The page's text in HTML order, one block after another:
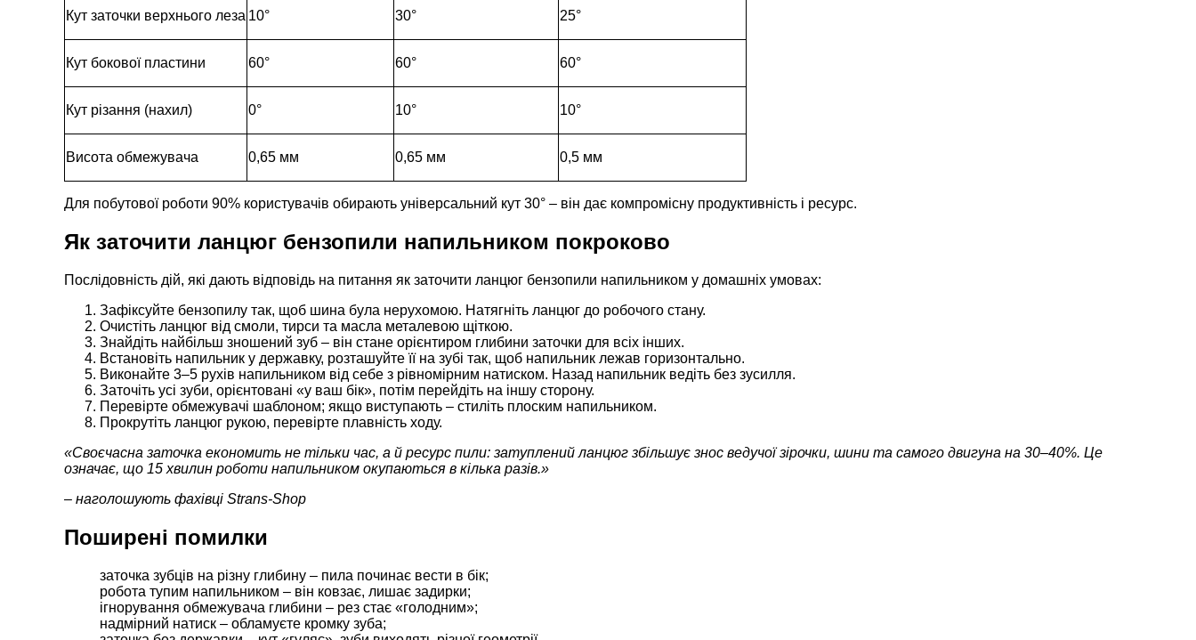
Кут заточки верхнього леза 10° 30° 25°
Кут бокової пластини 60° 60° 60°
Кут різання (нахил) 0° 10° 10°
Висота обмежувача 0,65 мм 0,65 мм 0,5 мм
Для побутової роботи 90% користувачів обирають універсальний кут 30° – він дає компромісну продуктивність і ресурс.
Як заточити ланцюг бензопили напильником покроково
Послідовність дій, які дають відповідь на питання як заточити ланцюг бензопили напильником у домашніх умовах:
Зафіксуйте бензопилу так, щоб шина була нерухомою. Натягніть ланцюг до робочого стану.
Очистіть ланцюг від смоли, тирси та масла металевою щіткою.
Знайдіть найбільш зношений зуб – він стане орієнтиром глибини заточки для всіх інших.
Встановіть напильник у державку, розташуйте її на зубі так, щоб напильник лежав горизонтально.
Виконайте 3–5 рухів напильником від себе з рівномірним натиском. Назад напильник ведіть без зусилля.
Заточіть усі зуби, орієнтовані «у ваш бік», потім перейдіть на іншу сторону.
Перевірте обмежувачі шаблоном; якщо виступають – стиліть плоским напильником.
Прокрутіть ланцюг рукою, перевірте плавність ходу.
«Своєчасна заточка економить не тільки час, а й ресурс пили: затуплений ланцюг збільшує знос ведучої зірочки, шини та самого двигуна на 30–40%. Це
означає, що 15 хвилин роботи напильником окупаються в кілька разів.»
– наголошують фахівці Strans-Shop
Поширені помилки
заточка зубців на різну глибину – пила починає вести в бік;
робота тупим напильником – він ковзає, лишає задирки;
ігнорування обмежувача глибини – рез стає «голодним»;
надмірний натиск – обламуєте кромку зуба;